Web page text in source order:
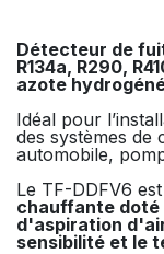
Détecteur de
R134a, R290,
azote
Idéal pour
des systèmes de
automobile,
Le TF-DDFV6
chauffante doté
d'aspiration
sensibilité et le